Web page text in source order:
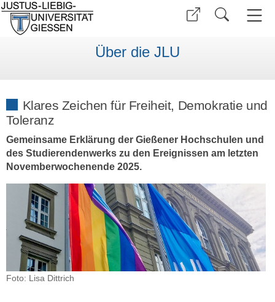
Über die JLU
Klares Zeichen für Freiheit, Demokratie und
Toleranz
Gemeinsame Erklärung der Gießener Hochschulen und
des Studierendenwerks zu den Ereignissen am letzten
Novemberwochenende 2025.
Foto: Lisa Dittrich